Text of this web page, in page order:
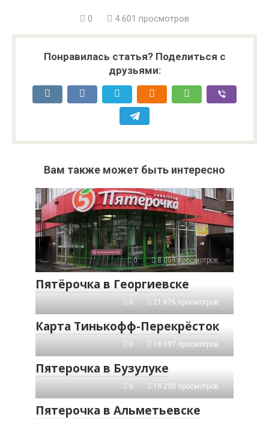
0 4 601 просмотров
Понравилась статья? Поделиться с
друзьями:
Вам также может быть интересно
0 8 059 просмотров
Пятёрочка в Георгиевске
0 21 876 просмотров
Карта Тинькофф-Перекрёсток
0 18 697 просмотров
Пятерочка в Бузулуке
0 19 230 просмотров
Пятерочка в Альметьевске